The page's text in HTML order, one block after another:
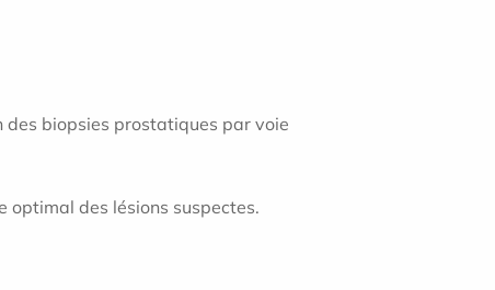
biopsies prostatiques par voie
optimal des lésions suspectes.